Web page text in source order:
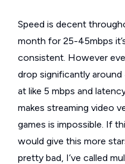
Speed is decent
month for 25-45mbps
consistent. However
drop significantly around
at like 5 mbps and
makes streaming video
games is impossible. If
would give this more
pretty bad, I’ve called